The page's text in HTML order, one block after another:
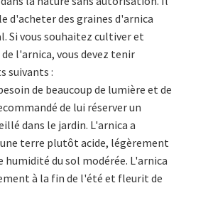
d'acheter des graines d'arnica
Si vous souhaitez cultiver et
l'arnica, vous devez tenir
suivants :
de beaucoup de lumière et de
de lui réserver un
dans le jardin. L'arnica a
terre plutôt acide, légèrement
humidité du sol modérée. L'arnica
à la fin de l'été et fleurit de